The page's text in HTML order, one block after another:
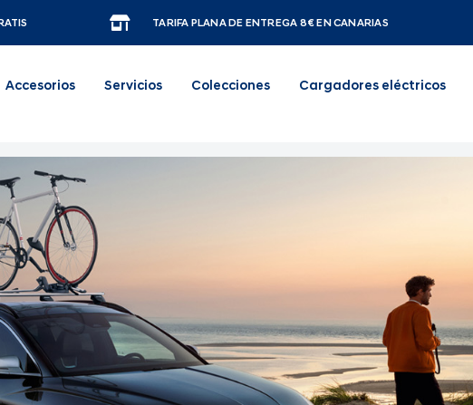
TARIFA PLANA DE ENTREGA 8€ EN CANARIAS
Accesorios Servicios Colecciones Cargadores eléctricos